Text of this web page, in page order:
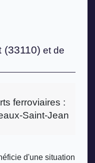
(33110) et de
ferroviaires :
Saint-Jean
d'une situation